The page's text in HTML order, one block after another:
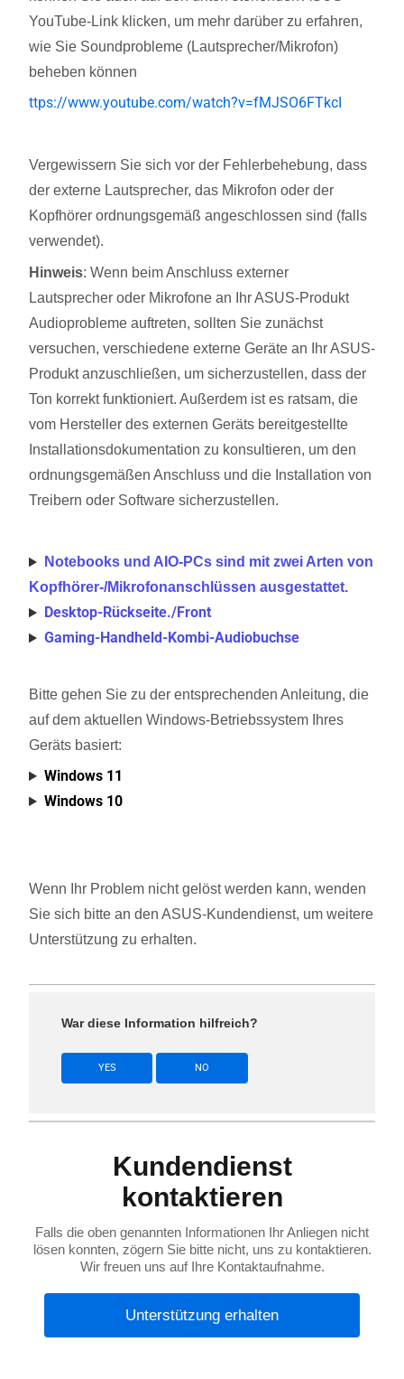
YouTube-Link klicken, um mehr darüber zu erfahren,
wie Sie Soundprobleme (Lautsprecher/Mikrofon)
beheben können
ttps://www.youtube.com/watch?v=fMJSO6FTkcI
Vergewissern Sie sich vor der Fehlerbehebung, dass
der externe Lautsprecher, das Mikrofon oder der
Kopfhörer ordnungsgemäß angeschlossen sind (falls
verwendet).
Hinweis: Wenn beim Anschluss externer
Lautsprecher oder Mikrofone an Ihr ASUS-Produkt
Audioprobleme auftreten, sollten Sie zunächst
versuchen, verschiedene externe Geräte an Ihr ASUS-
Produkt anzuschließen, um sicherzustellen, dass der
Ton korrekt funktioniert. Außerdem ist es ratsam, die
vom Hersteller des externen Geräts bereitgestellte
Installationsdokumentation zu konsultieren, um den
ordnungsgemäßen Anschluss und die Installation von
Treibern oder Software sicherzustellen.
Notebooks und AIO-PCs sind mit zwei Arten von
Kopfhörer-/Mikrofonanschlüssen ausgestattet.
Desktop-Rückseite./Front
Gaming-Handheld-Kombi-Audiobuchse
Bitte gehen Sie zu der entsprechenden Anleitung, die
auf dem aktuellen Windows-Betriebssystem Ihres
Geräts basiert:
Windows 11
Windows 10
Wenn Ihr Problem nicht gelöst werden kann, wenden
Sie sich bitte an den ASUS-Kundendienst, um weitere
Unterstützung zu erhalten.
War diese Information hilfreich?
YES NO
Kundendienst
kontaktieren
Falls die oben genannten Informationen Ihr Anliegen nicht
lösen konnten, zögern Sie bitte nicht, uns zu kontaktieren.
Wir freuen uns auf Ihre Kontaktaufnahme.
Unterstützung erhalten